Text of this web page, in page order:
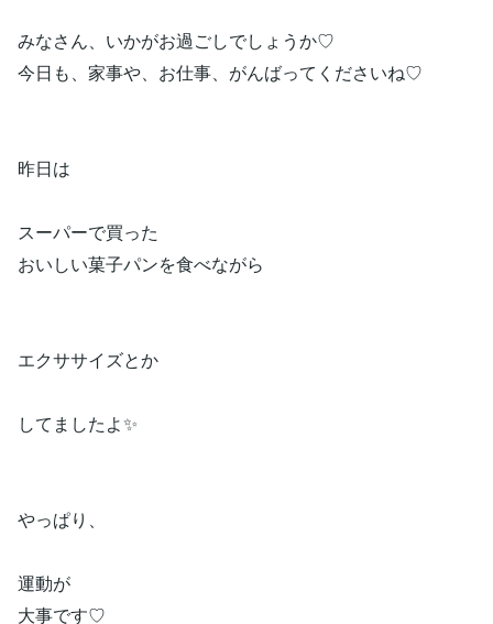
みなさん、いかがお過ごしでしょうか♡
今日も、家事や、お仕事、がんばってくださいね♡
昨日は
スーパーで買った
おいしい菓子パンを食べながら
エクササイズとか
してましたよ✨
やっぱり、
運動が
大事です♡